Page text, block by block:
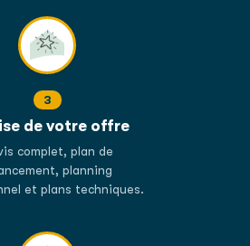
3
de votre offre
complet, plan de
planning
et plans techniques.